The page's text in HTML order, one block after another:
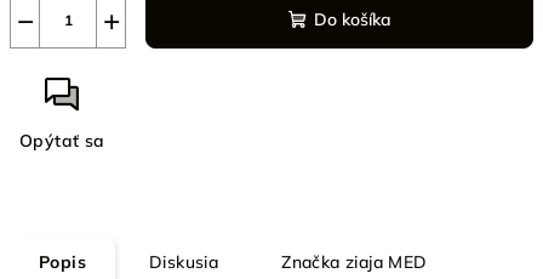
+
− Do košíka
Opýtať sa
Popis Diskusia Značka ziaja MED